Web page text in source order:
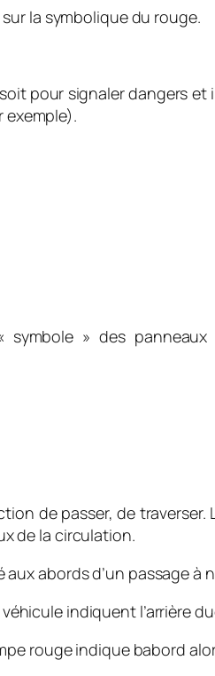
la symbolique du rouge.
pour signaler dangers
exemple).
» des
de passer, de
de la circulation.
aux abords d’un passage à
véhicule indiquent l’arrière
rouge indique babord